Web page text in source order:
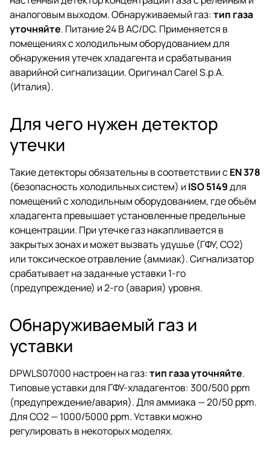
аналоговым выходом. Обнаруживаемый газ:тип газа
уточняйте. Питание 24 В AC/DC. Применяется в
помещениях с холодильным оборудованием для
обнаружения утечек хладагента и срабатывания
аварийной сигнализации. Оригинал Carel S.p.A.
(Италия).
Для чего нужен детектор
утечки
Такие детекторы обязательны в соответствии сEN 378
(безопасность холодильных систем) и ISO 5149для
помещений с холодильным оборудованием, где объём
хладагента превышает установленные предельные
концентрации. При утечке газ накапливается в
закрытых зонах и может вызвать удушье (ГФУ, CO2)
или токсическое отравление (аммиак). Сигнализатор
срабатывает на заданные уставки 1-го
(предупреждение) и 2-го (авария) уровня.
Обнаруживаемый газ и
уставки
DPWLS07000 настроен на газ:тип газа уточняйте.
Типовые уставки для ГФУ-хладагентов: 300/500 ppm
(предупреждение/авария). Для аммиака — 20/50 ppm.
Для CO2 — 1000/5000 ppm. Уставки можно
регулировать в некоторых моделях.